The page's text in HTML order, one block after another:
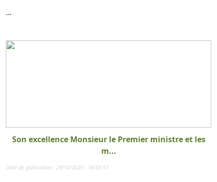
...
Son excellence Monsieur le Premier ministre et les
m...
Date de publication : 29/10/2025 - 14:03:57